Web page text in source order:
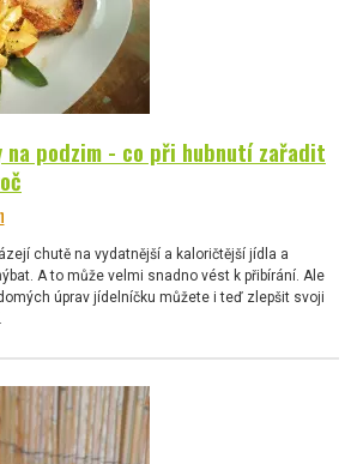
na podzim - co při hubnutí zařadit
chutě na vydatnější a kaloričtější jídla a
A to může velmi snadno vést k přibírání. Ale
úprav jídelníčku můžete i teď zlepšit svoji